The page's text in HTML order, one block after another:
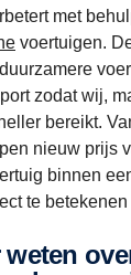
met
voertuigen.
zodat wij,
bereikt.
nieuw prijs
binnen
te